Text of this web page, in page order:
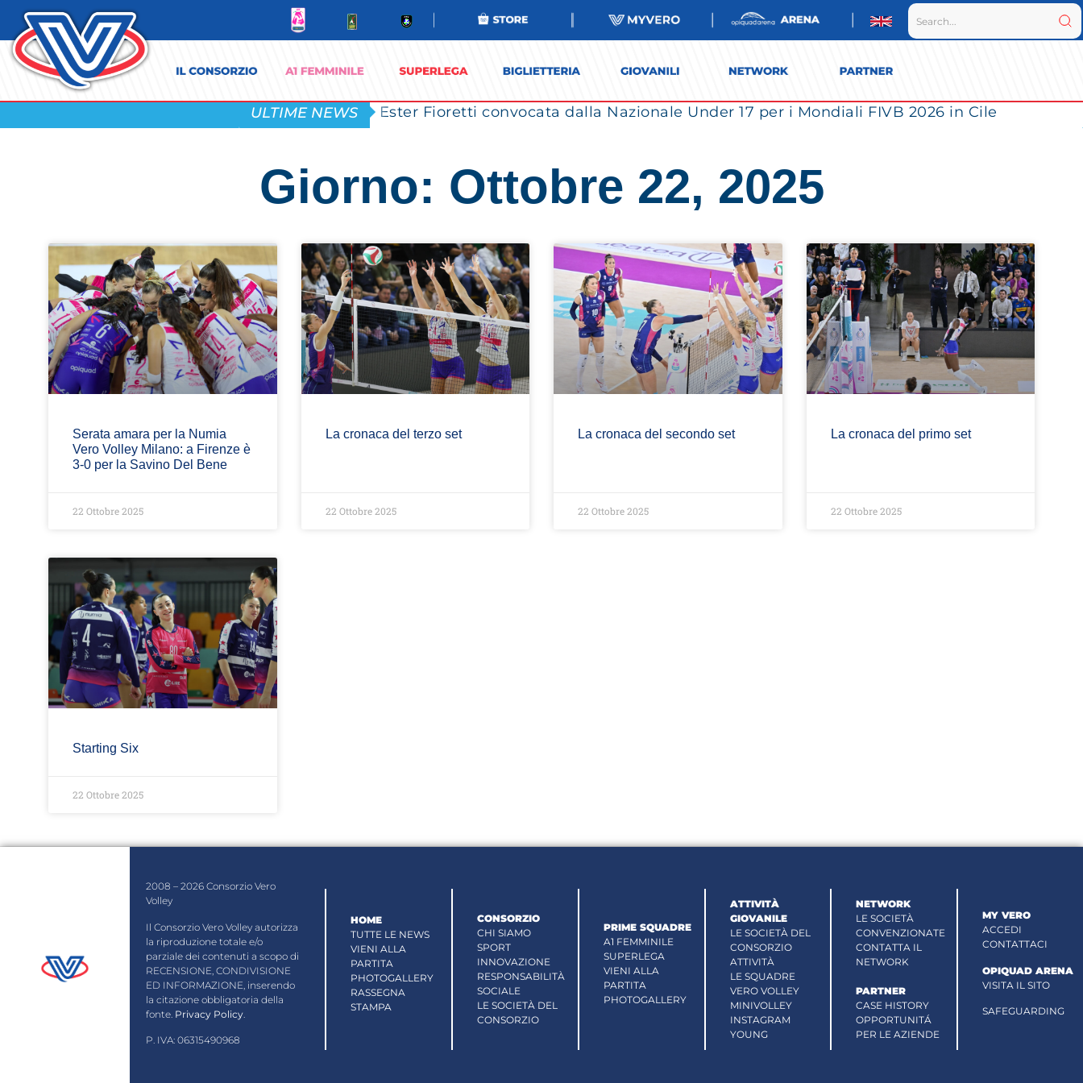
ULTIME NEWS Ester Fioretti convocata dalla Nazionale Under 17 per i Mondiali FIVB 2026 in Cile
Giorno: Ottobre 22, 2025
Serata amara per la Numia
Vero Volley Milano: a Firenze è
3-0 per la Savino Del Bene
22 Ottobre 2025
La cronaca del terzo set
22 Ottobre 2025
La cronaca del secondo set
22 Ottobre 2025
La cronaca del primo set
22 Ottobre 2025
Starting Six
22 Ottobre 2025
2008 – 2026 Consorzio Vero
Volley
Il Consorzio Vero Volley autorizza
la riproduzione totale e/o
parziale dei contenuti a scopo di
RECENSIONE, CONDIVISIONE
ED INFORMAZIONE, inserendo
la citazione obbligatoria della
fonte. Privacy Policy
P. IVA: 06315490968
HOME
TUTTE LE NEWS
VIENI ALLA
PARTITA
PHOTOGALLERY
RASSEGNA
STAMPA
CONSORZIO
CHI SIAMO
SPORT
INNOVAZIONE
RESPONSABILITÀ
SOCIALE
LE SOCIETÀ DEL
CONSORZIO
PRIME SQUADRE
A1 FEMMINILE
SUPERLEGA
VIENI ALLA
PARTITA
PHOTOGALLERY
ATTIVITÀ
GIOVANILE
LE SOCIETÀ DEL
CONSORZIO
ATTIVITÀ
LE SQUADRE
VERO VOLLEY
MINIVOLLEY
INSTAGRAM
YOUNG
NETWORK
LE SOCIETÀ
CONVENZIONATE
CONTATTA IL
NETWORK
PARTNER
CASE HISTORY
OPPORTUNITÁ
PER LE AZIENDE
MY VERO
ACCEDI
CONTATTACI
OPIQUAD ARENA
VISITA IL SITO
SAFEGUARDING